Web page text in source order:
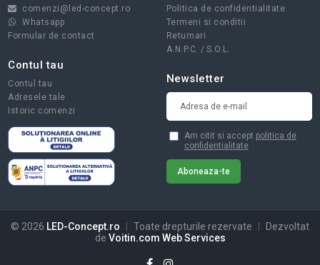
comenzi@led-concept.ro
Whatsapp
Formular de contact
Politica de confidentialitate
Termeni si conditii
Returnari
A.N.P.C. / S.O.L.
Contul tau
Contul tau
Adresele tale
Istoric comenzi
Newsletter
Am citit si accept politica de
confidentialitate
© 2026 LED-Concept.ro | Toate drepturile rezervate |
Dezvoltat
de Voitin.com Web Services